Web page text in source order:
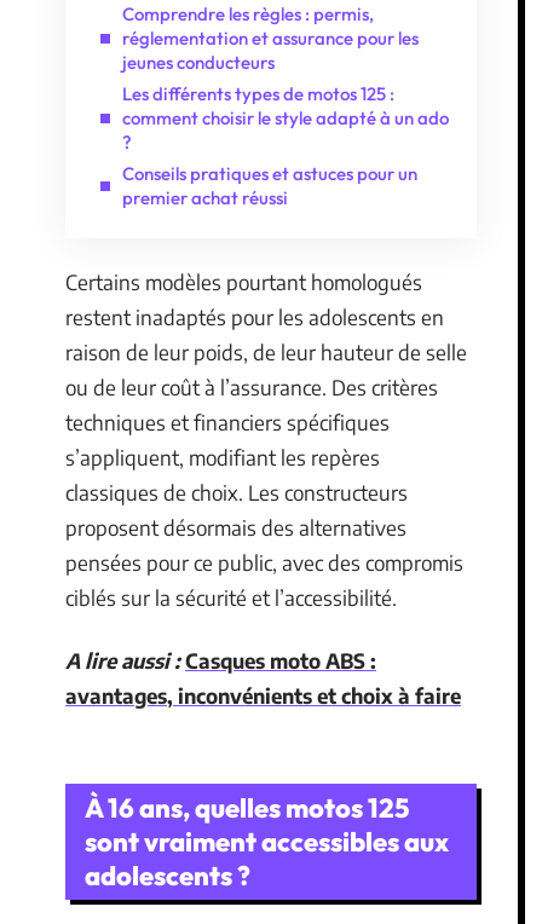
Comprendre les règles : permis,
réglementation et assurance pour les
jeunes conducteurs
Les différents types de motos 125 :
comment choisir le style adapté à un ado
?
Conseils pratiques et astuces pour un
premier achat réussi
Certains modèles pourtant homologués
restent inadaptés pour les adolescents en
raison de leur poids, de leur hauteur de selle
ou de leur coût à l’assurance. Des critères
techniques et financiers spécifiques
s’appliquent, modifiant les repères
classiques de choix. Les constructeurs
proposent désormais des alternatives
pensées pour ce public, avec des compromis
ciblés sur la sécurité et l’accessibilité.
A lire aussi :Casques moto ABS :
avantages, inconvénients et choix à faire
À 16 ans, quelles motos 125
sont vraiment accessibles aux
adolescents ?